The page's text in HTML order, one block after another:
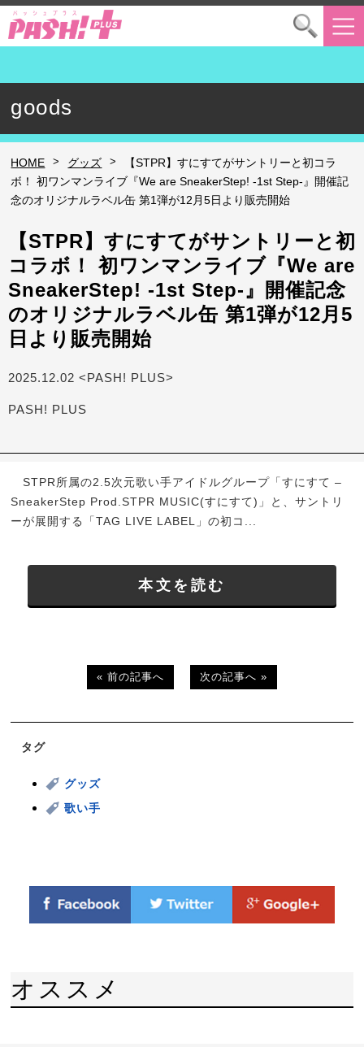
goods
HOME > グッズ >
【STPR】すにすてがサントリーと初コラ
ボ！ 初ワンマンライブ『We are SneakerStep! -1st Step-』開催記
念のオリジナルラベル缶 第1弾が12月5日より販売開始
【STPR】すにすてがサントリーと初
コラボ！ 初ワンマンライブ『We are
SneakerStep! -1st Step-』開催記念
のオリジナルラベル缶 第1弾が12月5
日より販売開始
2025.12.02 <PASH! PLUS>
PASH! PLUS
STPR所属の2.5次元歌い手アイドルグループ「すにすて –
SneakerStep Prod.STPR MUSIC(すにすて)」と、サントリ
ーが展開する「TAG LIVE LABEL」の初コ...
本文を読む
« 前の記事へ 次の記事へ »
タグ
グッズ
歌い手
オススメ